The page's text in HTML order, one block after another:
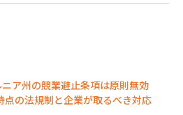
ア州の競業避止条項は原則無効
の法規制と企業が取るべき対応